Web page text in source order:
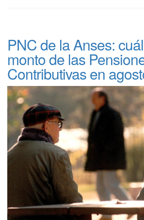
PNC de la Anses:
monto de las
Contributivas en